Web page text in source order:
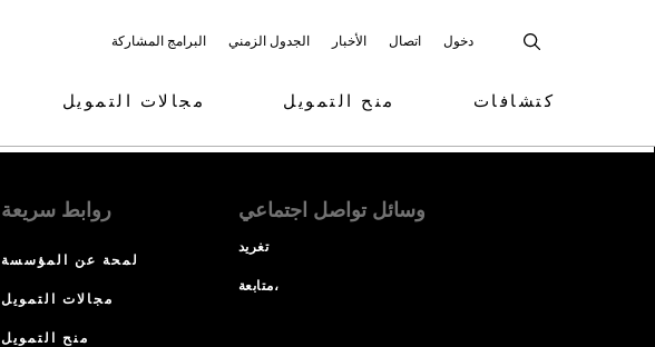
البرامج المشاركة الجدول الزمني الأخبار اتصال دخول
مجالات التمويل منح التمويل كتشافات
روابط سريعة
لمحة عن المؤسسة
مجالات التمويل
منح التمويل
وسائل تواصل اجتماعي
تغريد
متابعة،